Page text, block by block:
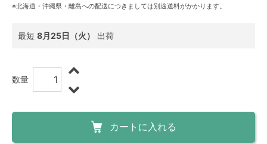
※北海道・沖縄県・離島への配送につきましては別途送料がかかります。
最短 8月25日（火） 出荷
数量
カートに入れる